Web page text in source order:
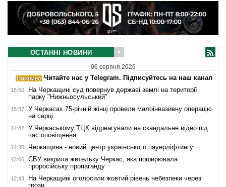
ОСТАННІ НОВИНИ
06 серпня 2026
Читайте нас у Telegram. Підписуйтесь на наш канал
15:50
На Черкащині суд повернув державі землі на території
парку "Нижньосульський"
15:37
У Черкасах 75-річній жінці провели малоінвазивну операцію
на серці
14:42
У Черкаському ТЦК відреагували на скандальне відео під
час оповіщення
14:30 Черкащина - новий центр українського пауерліфтингу
13:06
СБУ викрила жительку Черкас, яка поширювала
проросійську пропаганду
12:43
На Черкащині оголосили жовтий рівень небезпеки через
грози